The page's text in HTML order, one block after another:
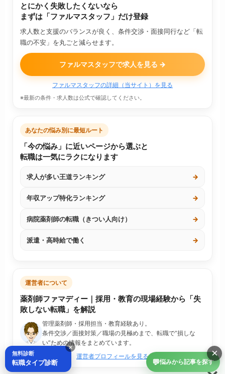
とにかく失敗したくないなら
まずは「ファルマスタッフ」だけ登録
求人数と支援のバランスが良く、条件交渉・面接同行など「転
職の不安」を丸ごと減らせます。
ファルマスタッフで求人を見る →
ファルマスタッフの詳細（当サイト）を見る
※最新の条件・求人数は公式で確認してください。
あなたの悩み別に最短ルート
「今の悩み」に近いページから選ぶと
転職は一気にラクになります
求人が多い王道ランキング →
年収アップ特化ランキング →
病院薬剤師の転職（きつい人向け） →
派遣・高時給で働く →
運営者について
薬剤師ファマディー｜採用・教育の現場経験から「失
敗しない転職」を解説
管理薬剤師・採用担当・教育経験あり。
条件交渉／面接対策／職場の見極めまで、転職で“損しな
い”ための情報をまとめています。
運営者プロフィールを見る
💬悩みから記事を探す
×
×
無料診断
転職タイプ診断